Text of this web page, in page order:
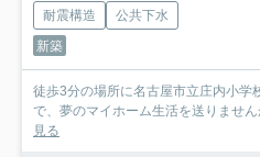
耐震構造
公共下水
新築
徒歩3分の場所に名古屋市立庄内小
で、夢のマイホーム生活を送りませ
見る